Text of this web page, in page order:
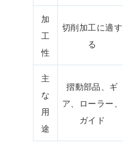
加
工
性
切削加工に適す
る
主
な
用
途
摺動部品、ギ
ア、ローラー、
ガイド